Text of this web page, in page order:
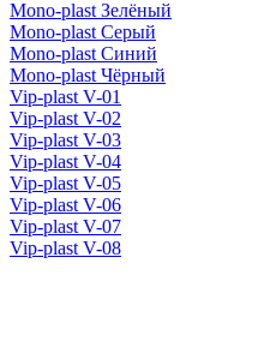
Mono-plast Зелёный
Mono-plast Серый
Mono-plast Синий
Mono-plast Чёрный
Vip-plast V-01
Vip-plast V-02
Vip-plast V-03
Vip-plast V-04
Vip-plast V-05
Vip-plast V-06
Vip-plast V-07
Vip-plast V-08